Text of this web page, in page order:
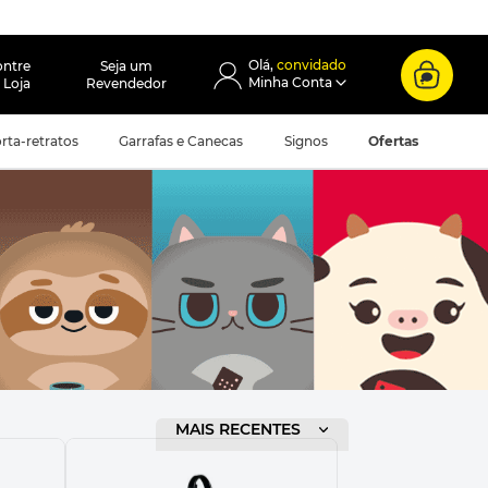
Seja um
Revendedor
convidado
retratos Garrafas e Canecas Signos Ofertas
ORDENAR POR
MAIS RECENTES